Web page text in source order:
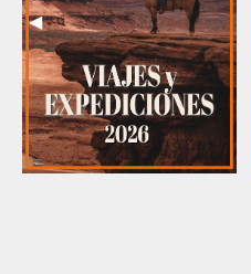
Previous
Slide
◀︎